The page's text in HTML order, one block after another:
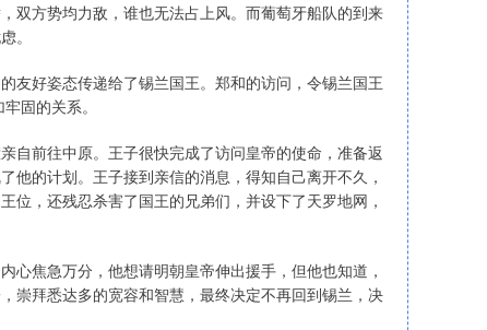
双方势均力敌，谁也无法占上风。而葡萄牙船队的到来
。
友好姿态传递给了锡兰国王。郑和的访问，令锡兰国王
固的关系。
自前往中原。王子很快完成了访问皇帝的使命，准备返
他的计划。王子接到亲信的消息，得知自己离开不久，
，还残忍杀害了国王的兄弟们，并设下了天罗地网，
心焦急万分，他想请明朝皇帝伸出援手，但他也知道，
崇拜悉达多的宽容和智慧，最终决定不再回到锡兰，决